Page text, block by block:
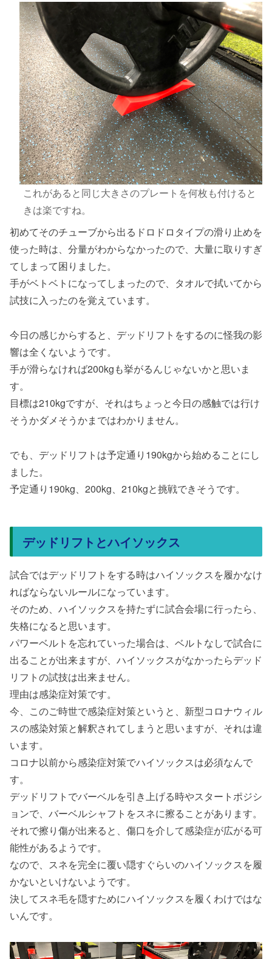
これがあると同じ大きさのプレートを何枚も付けると
きは楽ですね。
初めてそのチューブから出るドロドロタイプの滑り止めを
使った時は、分量がわからなかったので、大量に取りすぎ
てしまって困りました。
手がベトベトになってしまったので、タオルで拭いてから
試技に入ったのを覚えています。
今日の感じからすると、デッドリフトをするのに怪我の影
響は全くないようです。
手が滑らなければ200kgも挙がるんじゃないかと思いま
す。
目標は210kgですが、それはちょっと今日の感触では行け
そうかダメそうかまではわかりません。
でも、デッドリフトは予定通り190kgから始めることにし
ました。
予定通り190kg、200kg、210kgと挑戦できそうです。
デッドリフトとハイソックス
試合ではデッドリフトをする時はハイソックスを履かなけ
ればならないルールになっています。
そのため、ハイソックスを持たずに試合会場に行ったら、
失格になると思います。
パワーベルトを忘れていった場合は、ベルトなしで試合に
出ることが出来ますが、ハイソックスがなかったらデッド
リフトの試技は出来ません。
理由は感染症対策です。
今、このご時世で感染症対策というと、新型コロナウィル
スの感染対策と解釈されてしまうと思いますが、それは違
います。
コロナ以前から感染症対策でハイソックスは必須なんで
す。
デッドリフトでバーベルを引き上げる時やスタートポジシ
ョンで、バーベルシャフトをスネに擦ることがあります。
それで擦り傷が出来ると、傷口を介して感染症が広がる可
能性があるようです。
なので、スネを完全に覆い隠すぐらいのハイソックスを履
かないといけないようです。
決してスネ毛を隠すためにハイソックスを履くわけではな
いんです。